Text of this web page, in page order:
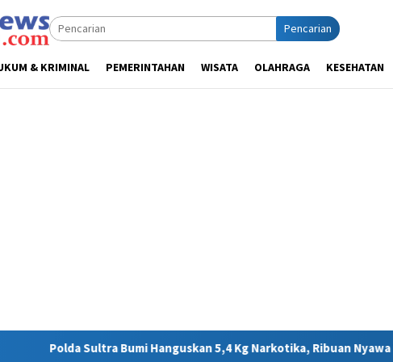
Pencarian
& KRIMINAL PEMERINTAHAN WISATA OLAHRAGA KESEHATAN
5,4 Kg Narkotika, Ribuan Nyawa Terhindar dari Bahaya